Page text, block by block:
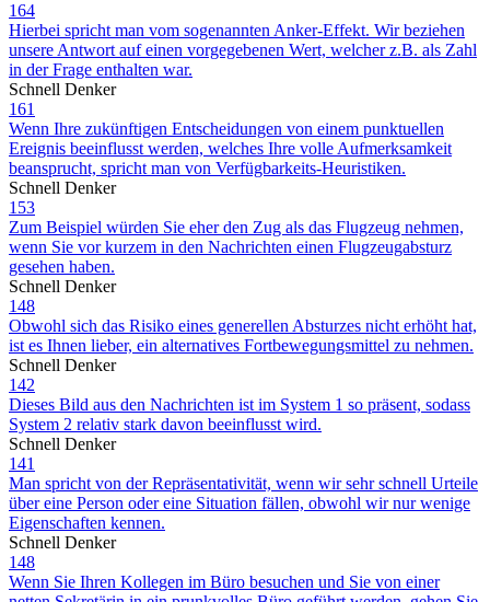
164
Hierbei spricht man vom sogenannten Anker-Effekt. Wir beziehen
unsere Antwort auf einen vorgegebenen Wert, welcher z.B. als Zahl
in der Frage enthalten war.
Schnell Denker
161
Wenn Ihre zukünftigen Entscheidungen von einem punktuellen
Ereignis beeinflusst werden, welches Ihre volle Aufmerksamkeit
beansprucht, spricht man von Verfügbarkeits-Heuristiken.
Schnell Denker
153
Zum Beispiel würden Sie eher den Zug als das Flugzeug nehmen,
wenn Sie vor kurzem in den Nachrichten einen Flugzeugabsturz
gesehen haben.
Schnell Denker
148
Obwohl sich das Risiko eines generellen Absturzes nicht erhöht hat,
ist es Ihnen lieber, ein alternatives Fortbewegungsmittel zu nehmen.
Schnell Denker
142
Dieses Bild aus den Nachrichten ist im System 1 so präsent, sodass
System 2 relativ stark davon beeinflusst wird.
Schnell Denker
141
Man spricht von der Repräsentativität, wenn wir sehr schnell Urteile
über eine Person oder eine Situation fällen, obwohl wir nur wenige
Eigenschaften kennen.
Schnell Denker
148
Wenn Sie Ihren Kollegen im Büro besuchen und Sie von einer